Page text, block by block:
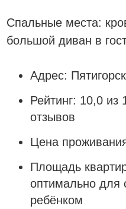
Спальные места:
большой диван в
Адрес:
Рейтинг: 10,0 из
отзывов
Цена
Площадь
оптимально для
ребёнком